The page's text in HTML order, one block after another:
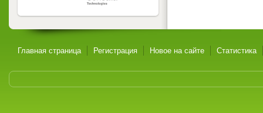
Главная страница Регистрация Новое на сайте Статистика